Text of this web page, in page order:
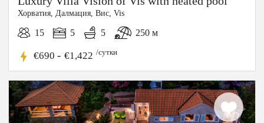
Хорватия, Далмация, Вис, Vis
15 5 5 250 м
€690 - €1,422 /сутки